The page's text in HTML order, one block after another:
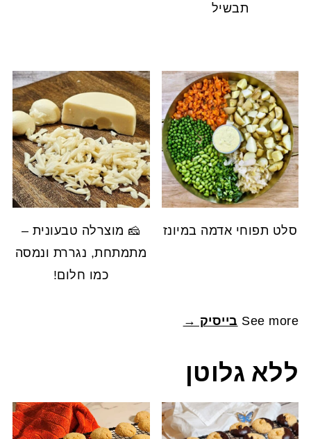
תבשיל
סלט תפוחי אדמה במיונז
🧀 מוצרלה טבעונית –
מתמתחת, נגררת ונמסה
כמו חלום!
See more בייסיק →
ללא גלוטן